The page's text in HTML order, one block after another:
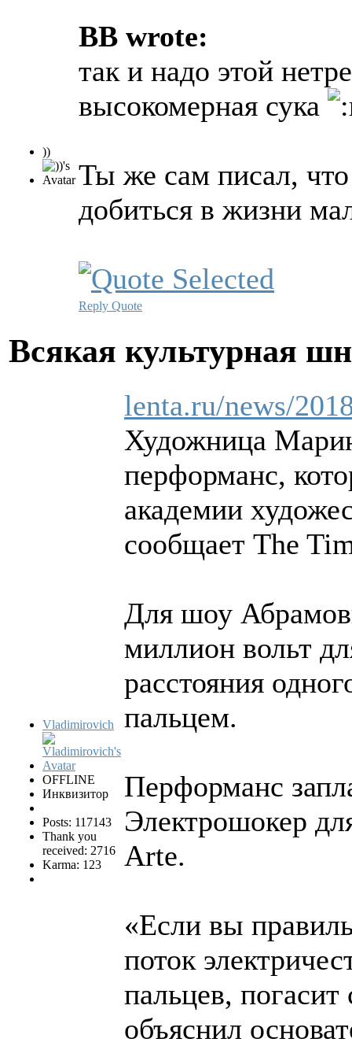
))
BB wrote:
так и надо этой
высокомерная сука
Ты же сам писал, что
добиться в жизни
Reply Quote
Всякая культурная
Vladimirovich
OFFLINE
Инквизитор
Posts: 117143
Thank you
received: 2716
Karma: 123
lenta.ru/news/
Художница
перформанс,
академии
сообщает The
Для шоу
миллион вольт
расстояния
пальцем.
Перформанс
Электрошокер
Arte.
«Если вы
поток
пальцев,
объяснил